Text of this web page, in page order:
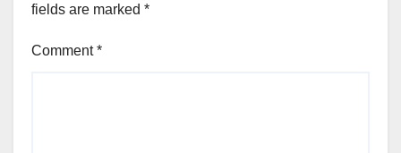
fields are marked *
Comment*